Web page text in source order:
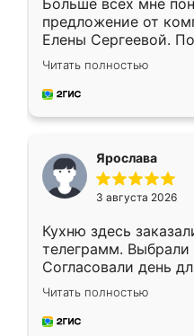
Больше всех мне
предложение от
Елены Сергеевой.
короткие сроки
для замера
предложил по моему
Читать полностью
Ярослава
3 августа 2026
Кухню здесь
телеграмм.
Согласовали день
недели кухня была
довольны работой.
мебель за
Читать полностью